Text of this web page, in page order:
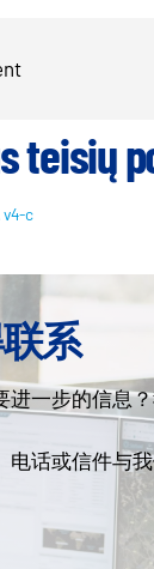
teisių
v4-c
系
进一步的信息
电话或信件与